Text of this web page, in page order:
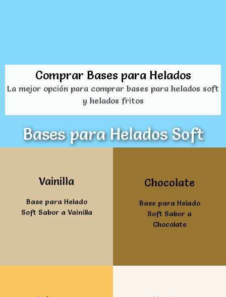
Comprar Bases para Helados
La mejor opción para comprar bases para helados soft
y helados fritos
Bases para Helados Soft
Vainilla
Base para Helado
Soft Sabor a Vainilla
Ver mas Chocolate
Base para Helado
Soft Sabor a
Chocolate